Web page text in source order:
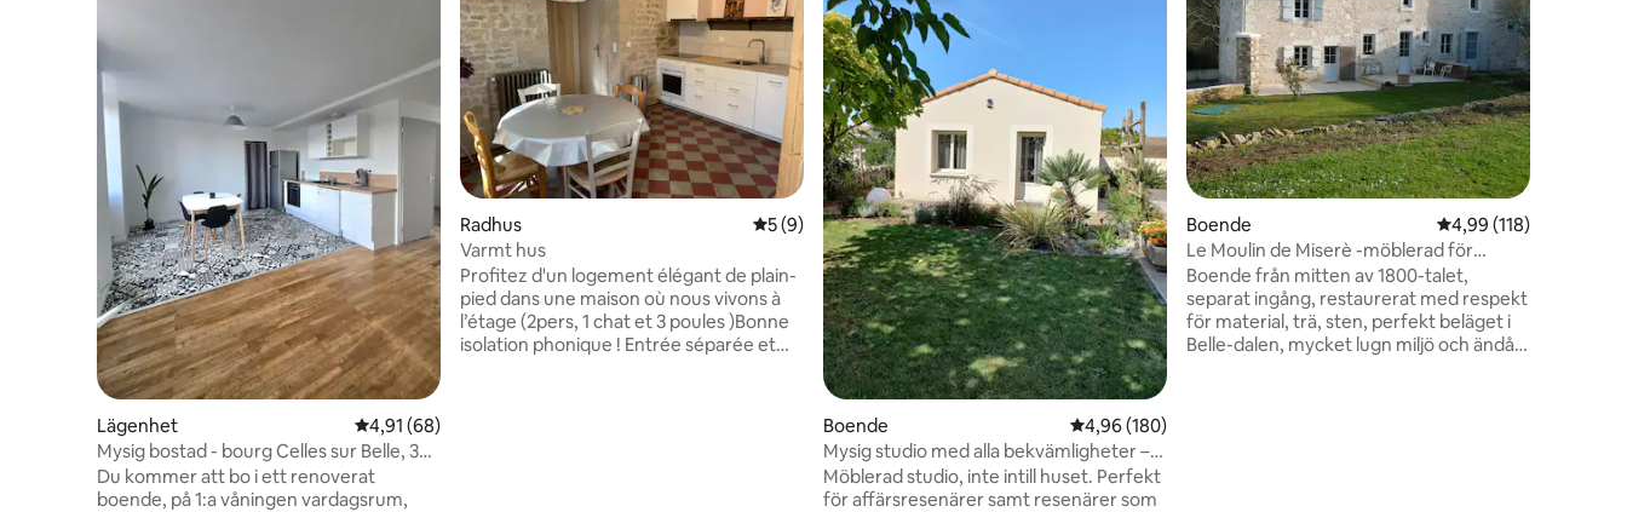
Lägenhet 4,91 av 5 i genomsnittligt betyg, 68 omdömen
4,91 (68)
Mysig bostad - bourg Celles sur Belle, 3
sovrum, 7 personer
Du kommer att bo i ett renoverat
boende, på 1:a våningen vardagsrum,
Radhus 5 av 5 i genomsnittligt betyg, 9 omdömen
5 (9)
Varmt hus
Profitez d'un logement élégant de plain-
pied dans une maison où nous vivons à
l’étage (2pers, 1 chat et 3 poules )Bonne
isolation phonique ! Entrée séparée et
Boende 4,96 av 5 i genomsnittligt betyg, 180 omdömen
4,96 (180)
Mysig studio med alla bekvämligheter –
wifi, trädgård, självständighet
Möblerad studio, inte intill huset. Perfekt
för affärsresenärer samt resenärer som
Boende 4,99 av 5 i
4,99 (118)
Le Moulin de Miserè -möblerad för
turister-
Boende från mitten av 1800-talet,
separat ingång, restaurerat med respekt
för material, trä, sten, perfekt beläget i
Belle-dalen, mycket lugn miljö och ändå